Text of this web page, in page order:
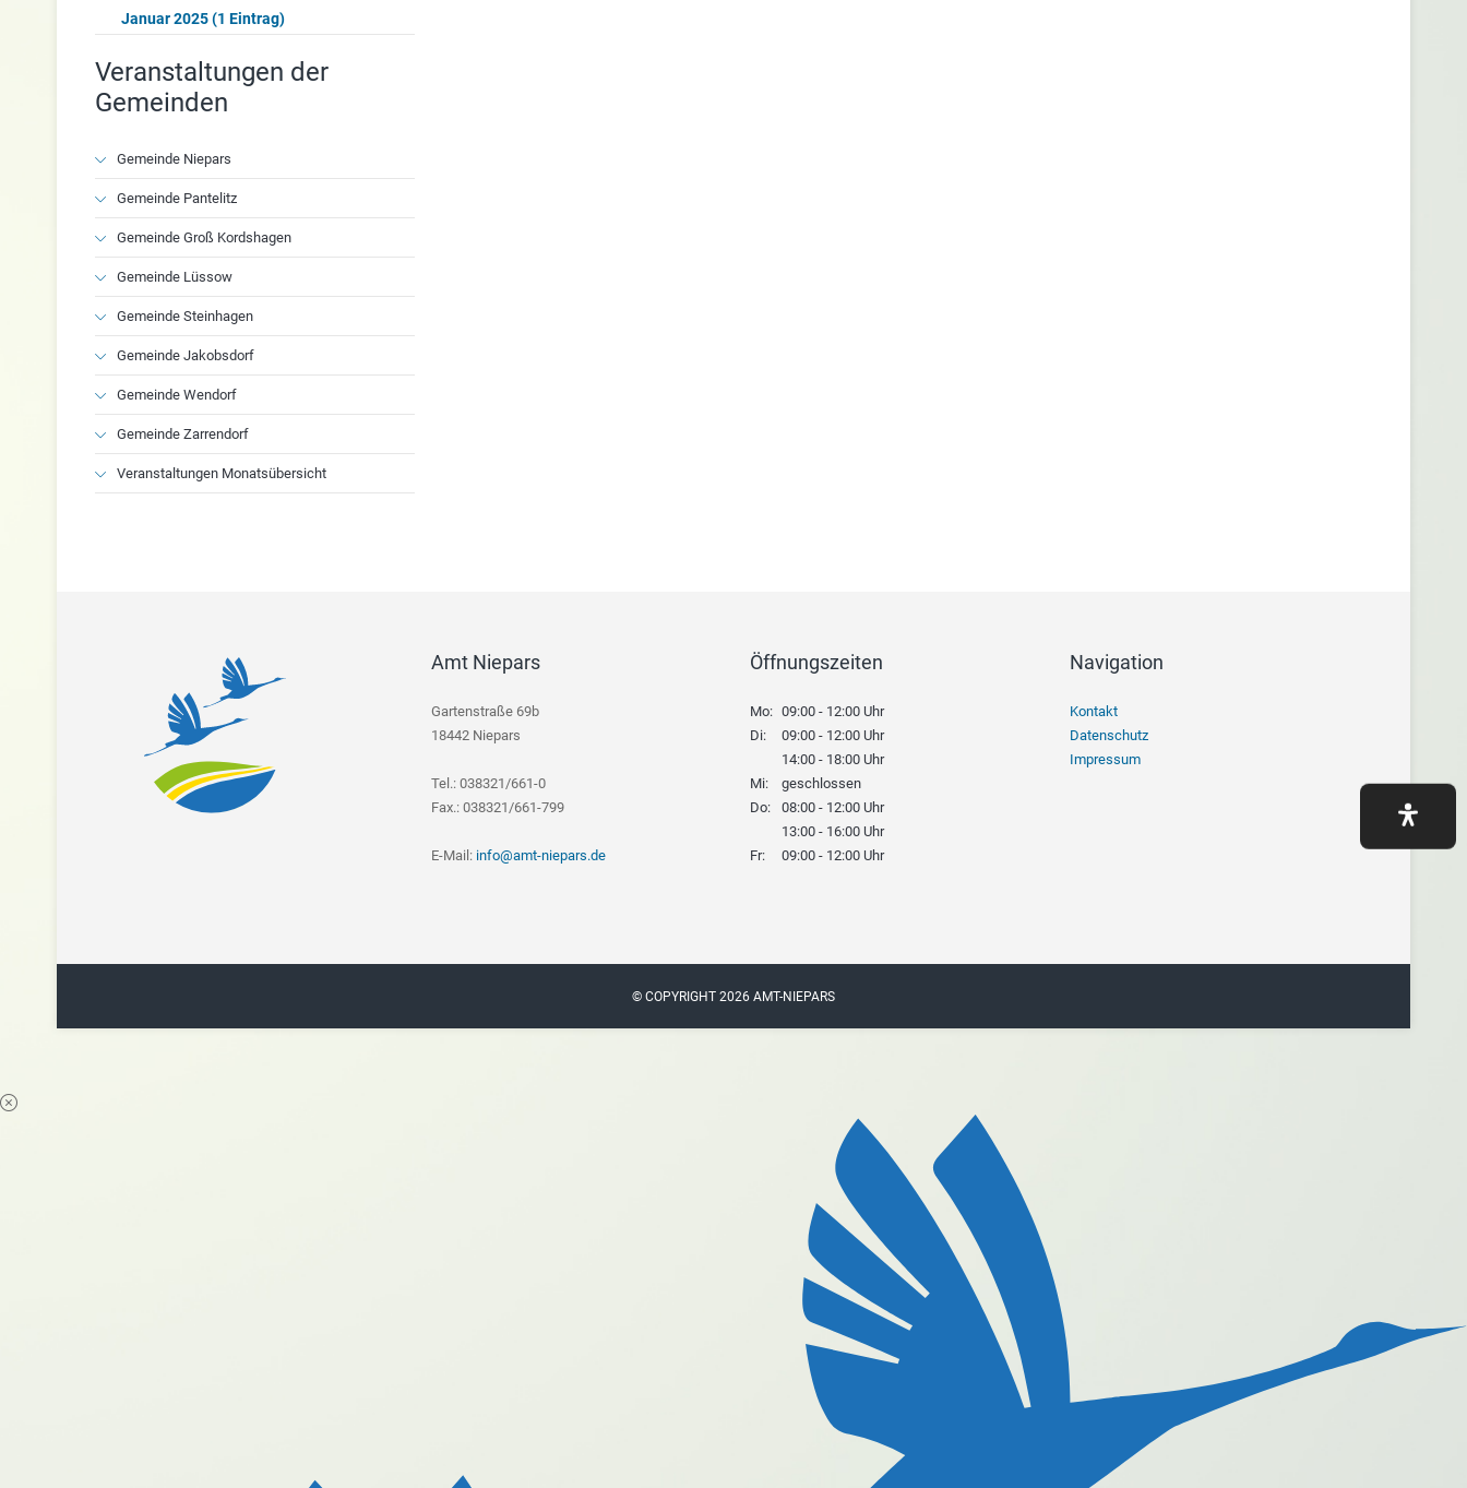
Januar 2025 (1 Eintrag)
Veranstaltungen der
Gemeinden
Navigation
überspringen
Gemeinde Niepars
Gemeinde Pantelitz
Gemeinde Groß Kordshagen
Gemeinde Lüssow
Gemeinde Steinhagen
Gemeinde Jakobsdorf
Gemeinde Wendorf
Gemeinde Zarrendorf
Veranstaltungen Monatsübersicht
Amt Niepars
Gartenstraße 69b
18442 Niepars
Tel.: 038321/661-0
Fax.: 038321/661-799
E-Mail: info@amt-niepars.de
Öffnungszeiten
Mo: 09:00 - 12:00 Uhr
Di:
09:00 - 12:00 Uhr
14:00 - 18:00 Uhr
Mi:
geschlossen
Do:
08:00 - 12:00 Uhr
13:00 - 16:00 Uhr
Fr:
09:00 - 12:00 Uhr
Navigation
Navigation
überspringen
Kontakt
Datenschutz
Impressum
© COPYRIGHT 2026 AMT-NIEPARS